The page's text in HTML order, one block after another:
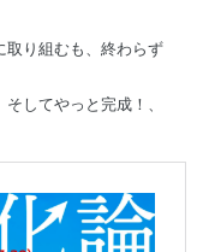
取り組むも、終わらず
してやっと完成！、